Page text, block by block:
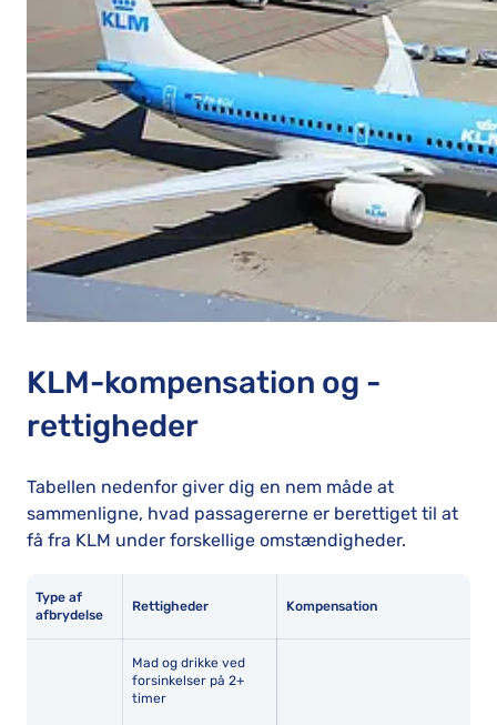
KLM-kompensation og -
rettigheder
Tabellen nedenfor giver dig en nem måde at
sammenligne, hvad passagererne er berettiget til at
få fra KLM under forskellige omstændigheder.
Type af
afbrydelse
Rettigheder Kompensation
Mad og drikke ved
forsinkelser på 2+
timer